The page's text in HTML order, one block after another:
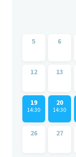
5 6
12 13
19
14:30
20
14:30
26 27